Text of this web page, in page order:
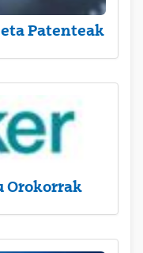
Patenteak
Orokorrak